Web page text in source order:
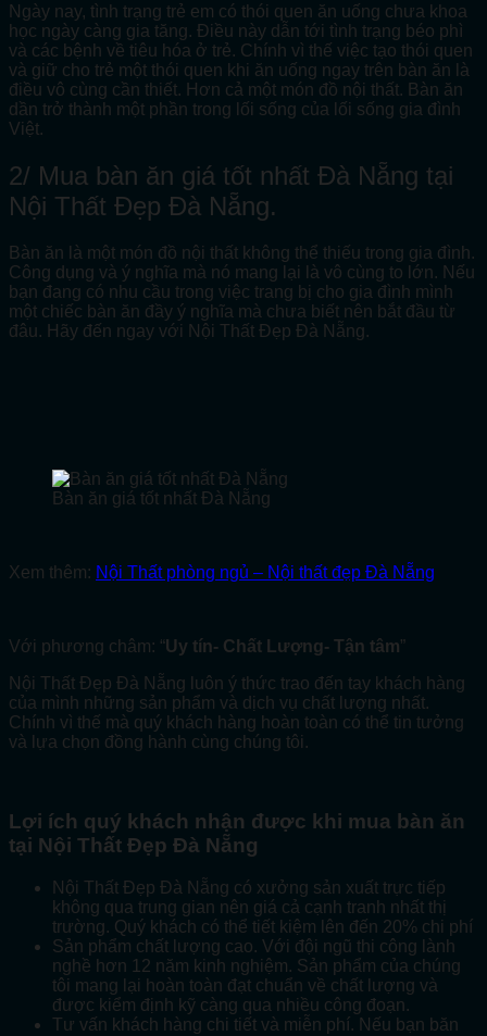
Ngày nay, tình trạng trẻ em có thói quen ăn uống chưa khoa
học ngày càng gia tăng. Điều này dẫn tới tình trạng béo phì
và các bệnh về tiêu hóa ở trẻ. Chính vì thế việc tạo thói quen
và giữ cho trẻ một thói quen khi ăn uống ngay trên bàn ăn là
điều vô cùng cần thiết. Hơn cả một món đồ nội thất. Bàn ăn
dần trở thành một phần trong lối sống của lối sống gia đình
Việt.
2/ Mua bàn ăn giá tốt nhất Đà Nẵng tại
Nội Thất Đẹp Đà Nẵng.
Bàn ăn là một món đồ nội thất không thể thiếu trong gia đình.
Công dụng và ý nghĩa mà nó mang lại là vô cùng to lớn. Nếu
bạn đang có nhu cầu trong việc trang bị cho gia đình mình
một chiếc bàn ăn đầy ý nghĩa mà chưa biết nên bắt đầu từ
đâu. Hãy đến ngay với Nội Thất Đẹp Đà Nẵng.
Bàn ăn giá tốt nhất Đà Nẵng
Xem thêm: Nội Thất phòng ngủ – Nội thất đẹp Đà Nẵng
Với phương châm: “Uy tín- Chất Lượng- Tận tâm”
Nội Thất Đẹp Đà Nẵng luôn ý thức trao đến tay khách hàng
của mình những sản phẩm và dịch vụ chất lượng nhất.
Chính vì thế mà quý khách hàng hoàn toàn có thể tin tưởng
và lựa chọn đồng hành cùng chúng tôi.
Lợi ích quý khách nhận được khi mua bàn ăn
tại Nội Thất Đẹp Đà Nẵng
Nội Thất Đẹp Đà Nẵng có xưởng sản xuất trực tiếp
không qua trung gian nên giá cả cạnh tranh nhất thị
trường. Quý khách có thể tiết kiệm lên đến 20% chi phí
Sản phẩm chất lượng cao. Với đội ngũ thi công lành
nghề hơn 12 năm kinh nghiệm. Sản phẩm của chúng
tôi mang lại hoàn toàn đạt chuẩn về chất lượng và
được kiểm định kỹ càng qua nhiều công đoạn.
Tư vấn khách hàng chi tiết và miễn phí. Nếu bạn băn